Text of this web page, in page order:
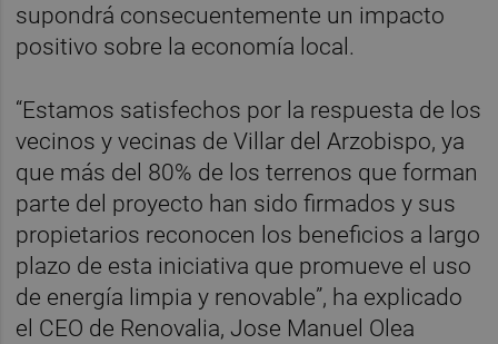
supondrá consecuentemente un impacto
positivo sobre la economía local.
“Estamos satisfechos por la respuesta de los
vecinos y vecinas de Villar del Arzobispo, ya
que más del 80% de los terrenos que forman
parte del proyecto han sido firmados y sus
propietarios reconocen los beneficios a largo
plazo de esta iniciativa que promueve el uso
de energía limpia y renovable”, ha explicado
el CEO de Renovalia, Jose Manuel Olea